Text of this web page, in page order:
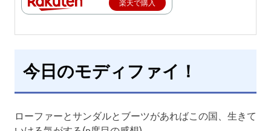
楽天で購入
今日のモディファイ！
ローファーとサンダルとブーツがあればこの国、生きて